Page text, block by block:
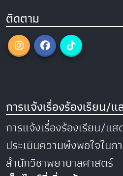
ติดตาม
การแจ้งเรื่องร้องเรียน/
การแจ้งเรื่องร้องเรียน/แ
ประเมินความพึงพอใจในก
สำนักวิชาพยาบาลศาสตร์